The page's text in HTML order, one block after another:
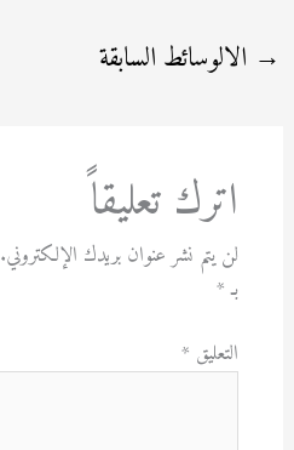
→ الالوسائط السابقة
اترك تعليقاً
لن يتم نشر عنوان بريدك الإلكتروني.
بـ*
التعليق *